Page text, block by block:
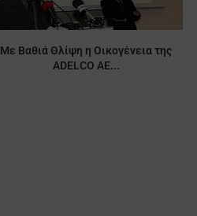
Με Βαθιά Θλίψη η Οικογένεια της
ADELCO AE...